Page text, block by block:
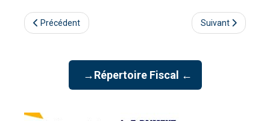
CONTACT
Contactez OTR
Précédent Suivant
→Répertoire Fiscal ←